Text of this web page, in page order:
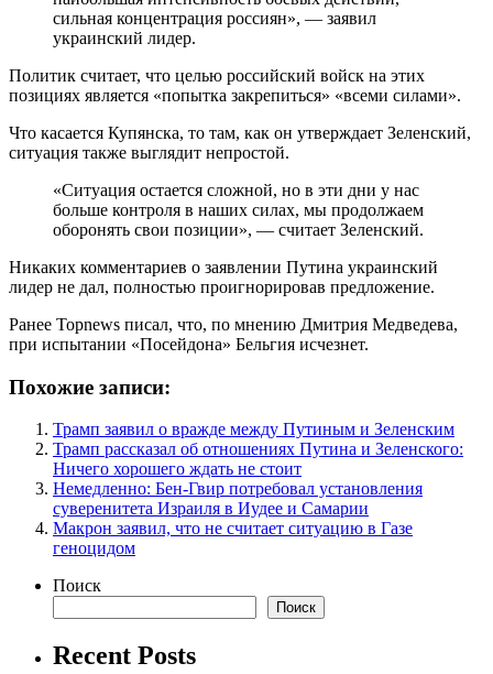
сильная концентрация россиян», — заявил
украинский лидер.
Политик считает, что целью российский войск на этих
позициях является «попытка закрепиться» «всеми силами».
Что касается Купянска, то там, как он утверждает Зеленский,
ситуация также выглядит непростой.
«Ситуация остается сложной, но в эти дни у нас
больше контроля в наших силах, мы продолжаем
оборонять свои позиции», — считает Зеленский.
Никаких комментариев о заявлении Путина украинский
лидер не дал, полностью проигнорировав предложение.
Ранее Topnews писал, что, по мнению Дмитрия Медведева,
при испытании «Посейдона» Бельгия исчезнет.
Похожие записи:
Трамп заявил о вражде между Путиным и Зеленским
Трамп рассказал об отношениях Путина и Зеленского:
Ничего хорошего ждать не стоит
Немедленно: Бен-Гвир потребовал установления
суверенитета Израиля в Иудее и Самарии
Макрон заявил, что не считает ситуацию в Газе
геноцидом
Поиск
Поиск
Recent Posts